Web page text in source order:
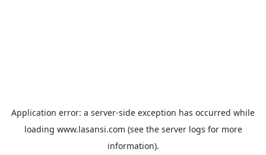
Application error: a server-side exception has occurred while
loading www.lasansi.com (see the server logs for more
information).